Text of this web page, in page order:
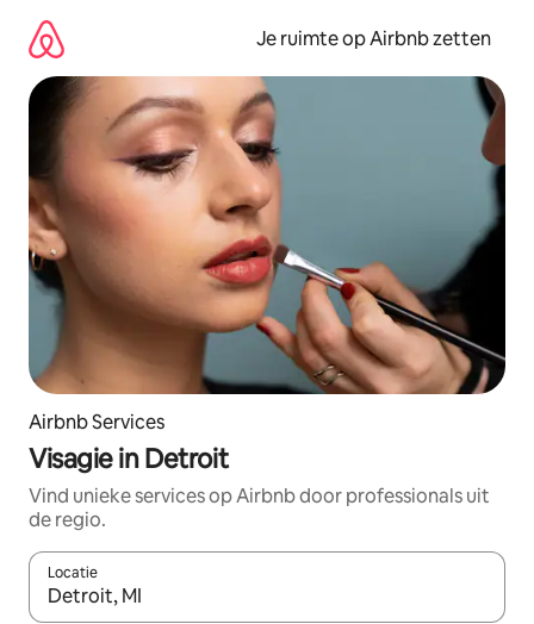
direct
naar
inhoud
Je ruimte op Airbnb zetten
Airbnb Services
Visagie in Detroit
Vind unieke services op Airbnb door professionals uit
de regio.
Locatie
Wanneer er suggesties beschikbaar zijn, maak je een keuze